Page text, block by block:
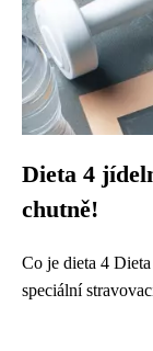
Dieta 4
chutně!
Co je dieta 4
speciální